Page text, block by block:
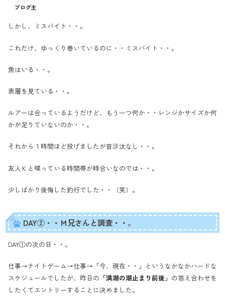
ブログ主
しかし、ミスバイト・・。
これだけ、ゆっくり巻いているのに・・ミスバイト・・。
魚はいる・・。
表層を見ている・・。
ルアーは合っているようだけど、もう一つ何か・・レンジかサイズか何
かが足りていないのか・・。
それから１時間ほど投げましたが音沙汰なし・・。
友人Ｋと喋っている時間帯が時合いなのでは・・。
少しばかり後悔した釣行でした・・（笑）。
DAY②・・Ｍ兄さんと調査・・。
DAY①の次の日・・。
仕事→ナイトゲーム→仕事→「今、現在・・」というなかなかハードな
スケジュールでしたが、昨日の 「満潮の潮止まり前後」 の答え合わせを
したくてエントリーすることに決めました。